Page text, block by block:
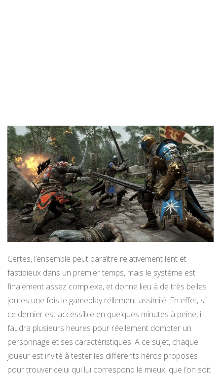
Certes, l’ensemble peut paraître relativement lent et
fastidieux dans un premier temps, mais le système est
finalement assez complexe, et donne lieu à de très belles
joutes une fois le gameplay réllement assimilé. En effet, si
ce dernier est accessible en quelques minutes à peine, il
faudra plusieurs heures pour réellement dompter un
personnage et ses caractéristiques. A ce sujet, chaque
joueur est invité à tester les différents héros proposés
pour trouver celui qui lui correspond le mieux, que l’on soit